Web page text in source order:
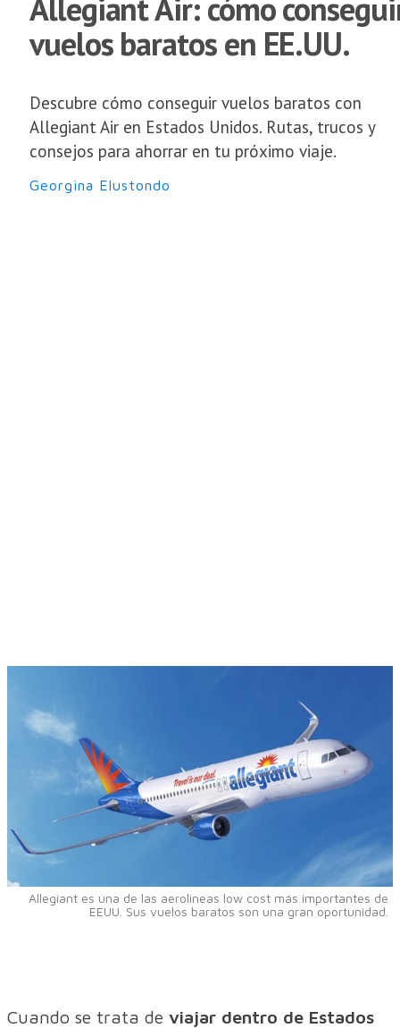
Allegiant Air: cómo
vuelos baratos en EE.UU.
Descubre cómo conseguir vuelos baratos con
Allegiant Air en Estados Unidos. Rutas, trucos y
consejos para ahorrar en tu próximo viaje.
Georgina Elustondo
Allegiant es una de las aerolíneas low cost más importantes de
EEUU. Sus vuelos baratos son una gran oportunidad.
Cuando se trata de viajar dentro de Estados